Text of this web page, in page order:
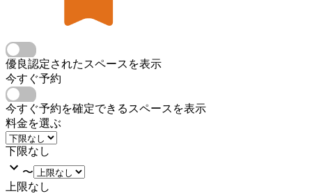
優良認定されたスペースを表示
今すぐ予約
今すぐ予約を確定できるスペースを表示
料金を選ぶ
下限なし
〜
上限なし